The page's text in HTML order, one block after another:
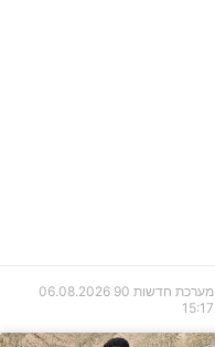
מערכת חדשות 90
06.08.2026
15:17